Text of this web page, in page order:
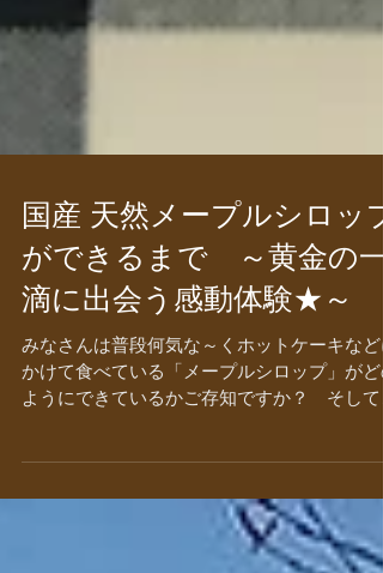
国産 天然メープルシロップ
ができるまで ～黄金の一
滴に出会う感動体験★～
みなさんは普段何気な～くホットケーキなど
あるかもしれませんが、実は日本でもメープ
シロップを作ることができるんです！ しか
し、実際に自分の手で作っ...